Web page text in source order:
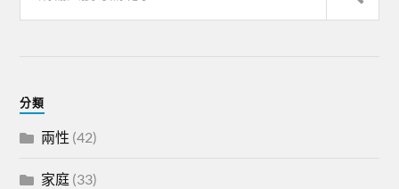
分類
兩性 (42)
家庭 (33)